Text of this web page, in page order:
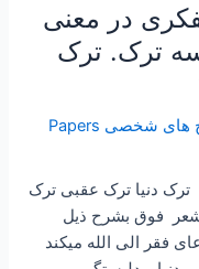
ساعتی تفکر ۷۱ “تفکری در معنی
سه ترک. ترک
1-مقالات و طرح های شخصی Papers
دنیا ترک عقبی ترک
شعر فوق بشرح ذیل
فقر الی الله میکند